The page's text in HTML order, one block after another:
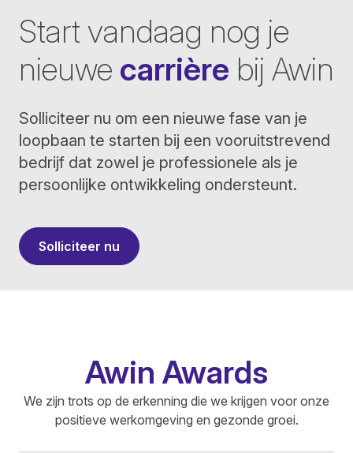
Start vandaag nog je
nieuwe carrière bij Awin
Solliciteer nu om een nieuwe fase van je
loopbaan te starten bij een vooruitstrevend
bedrijf dat zowel je professionele als je
persoonlijke ontwikkeling ondersteunt.
Solliciteer nu
Awin Awards
We zijn trots op de erkenning die we krijgen voor onze
positieve werkomgeving en gezonde groei.